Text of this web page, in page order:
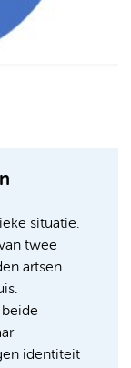
situatie.
twee
artsen
identiteit